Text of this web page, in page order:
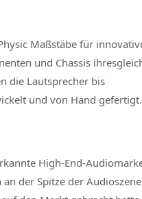
Maßstäbe für
und Chassis
die Lautsprecher bis
und von Hand gefertigt.
High-End-
der Spitze der